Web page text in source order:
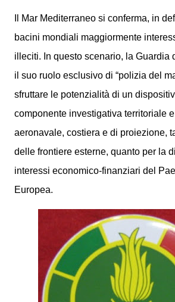
Il Mar Mediterraneo si conferma, in
bacini mondiali maggiormente
illeciti. In questo scenario, la Guardia
il suo ruolo esclusivo di “polizia del
sfruttare le potenzialità di un
componente investigativa territoriale
aeronavale, costiera e di proiezione,
delle frontiere esterne, quanto per la
interessi economico-finanziari del
Europea.